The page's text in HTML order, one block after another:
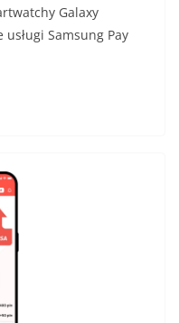
Galaxy
Samsung Pay